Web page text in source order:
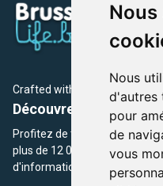
Nous
d'autres
pour
de
vous
Crafted with by
Découvrez plus de 12
Profitez de toutes les
plus de 12 000 adresses et
d'informations et de conseils